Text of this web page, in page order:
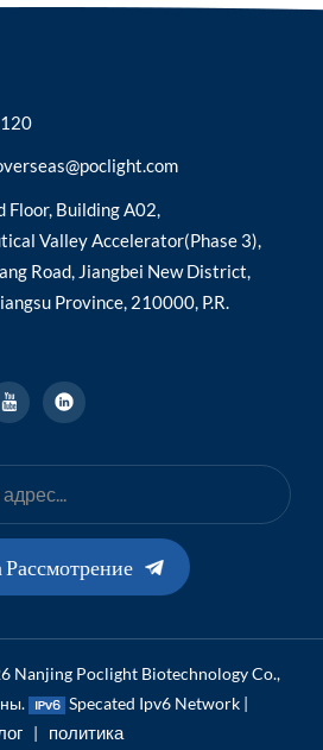
Floor, Building A02,
Valley Accelerator(Phase 3),
Road, Jiangbei New District,
Province, 210000, P.R.
Nanjing Poclight Biotechnology Co.,
Specated Ipv6 Network |
| политика